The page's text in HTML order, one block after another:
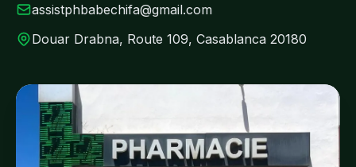
assistphbabechifa@gmail.com
Douar Drabna, Route 109, Casablanca 20180